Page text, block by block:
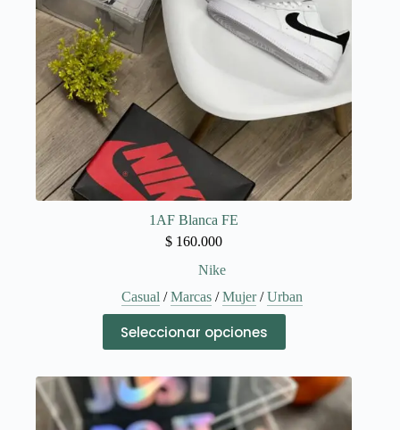
1AF Blanca FE
$ 160.000
Nike
Casual /Marcas/Mujer/Urban
Seleccionar opciones
producto
tiene
variantes.
Las
opciones